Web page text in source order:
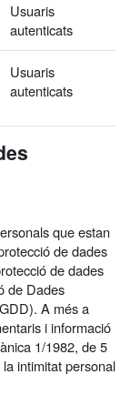
Usuaris
autenticats
Usuaris
autenticats
que estan
de dades
de dades
de Dades
A més a
i informació
1/1982, de 5
intimitat personal